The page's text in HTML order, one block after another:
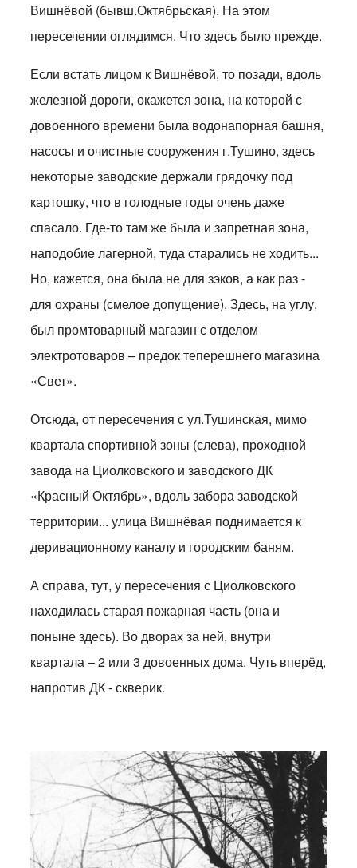
Вишнёвой (бывш.Октябрьская). На этом
пересечении оглядимся. Что здесь было прежде.
Если встать лицом к Вишнёвой, то позади, вдоль
железной дороги, окажется зона, на которой с
довоенного времени была водонапорная башня,
насосы и очистные сооружения г.Тушино, здесь
некоторые заводские держали грядочку под
картошку, что в голодные годы очень даже
спасало. Где-то там же была и запретная зона,
наподобие лагерной, туда старались не ходить...
Но, кажется, она была не для зэков, а как раз -
для охраны (смелое допущение). Здесь, на углу,
был промтоварный магазин с отделом
электротоваров – предок теперешнего магазина
«Свет».
Отсюда, от пересечения с ул.Тушинская, мимо
квартала спортивной зоны (слева), проходной
завода на Циолковского и заводского ДК
«Красный Октябрь», вдоль забора заводской
территории... улица Вишнёвая поднимается к
деривационному каналу и городским баням.
А справа, тут, у пересечения с Циолковского
находилась старая пожарная часть (она и
поныне здесь). Во дворах за ней, внутри
квартала – 2 или 3 довоенных дома. Чуть вперёд,
напротив ДК - скверик.